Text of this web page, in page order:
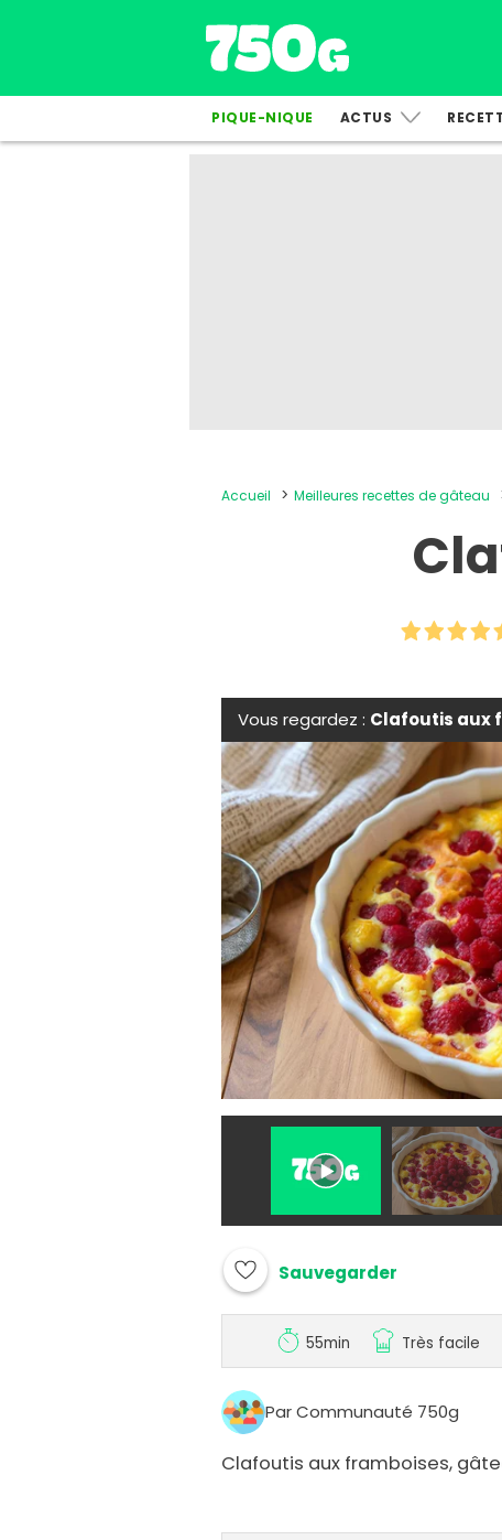
PIQUE-NIQUE ACTUS
Accueil Meilleures recettes de gâteau
Vous regardez : Clafoutis aux
Sauvegarder
55min Très facile
Par Communauté 750g
Clafoutis aux framboises,